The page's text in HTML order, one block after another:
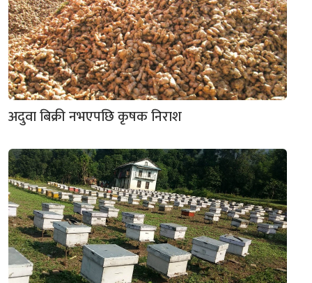
अदुवा बिक्री नभएपछि कृषक निराश